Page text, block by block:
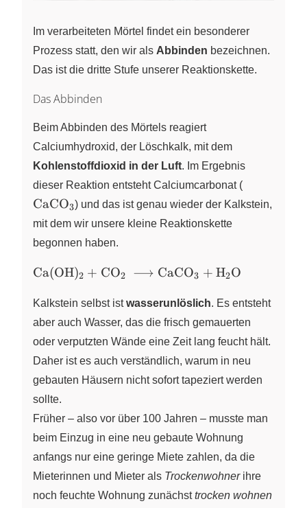
Im verarbeiteten Mörtel findet ein besonderer
Prozess statt, den wir als Abbinden bezeichnen.
Das ist die dritte Stufe unserer Reaktionskette.
Das Abbinden
Beim Abbinden des Mörtels reagiert
Calciumhydroxid, der Löschkalk, mit dem
Kohlenstoffdioxid in der Luft. Im Ergebnis
dieser Reaktion entsteht Calciumcarbonat (
CaCOX
3) und das ist genau wieder der Kalkstein,
mit dem wir unsere kleine Reaktionskette
begonnen haben.
\ce{Ca(OH)_2
\longrightarrow
CaCO_3 +
H_2O}
Ca(OH)X
2 + COX
2 ⟶ CaCOX
3 + HX
2O
Kalkstein selbst istwasserunlöslich. Es entsteht
aber auch Wasser, das die frisch gemauerten
oder verputzten Wände eine Zeit lang feucht hält.
Daher ist es auch verständlich, warum in neu
gebauten Häusern nicht sofort tapeziert werden
sollte.
Früher – also vor über 100 Jahren – musste man
beim Einzug in eine neu gebaute Wohnung
anfangs nur eine geringe Miete zahlen, da die
Mieterinnen und Mieter als Trockenwohnerihre
noch feuchte Wohnung zunächsttrocken wohnen